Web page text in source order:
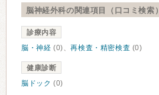
脳神経外科の関連項目（口コミ検索）
診療内容
脳・神経 (0)、再検査・精密検査 (0)
健康診断
脳ドック (0)